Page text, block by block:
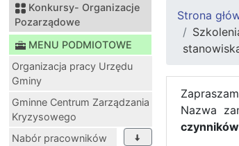
Konkursy- Organizacje
Pozarządowe
MENU PODMIOTOWE
Organizacja pracy Urzędu
Gminy
Gminne Centrum Zarządzania
Kryzysowego
Nabór pracowników
Strona
Nazwa